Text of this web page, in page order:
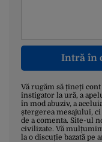
Intră în
Vă rugăm să țineți
instigator la ură, a
în mod abuziv, a
ștergerea mesajului,
de a comenta. Site-ul
civilizate. Vă
la o discuție bazată pe